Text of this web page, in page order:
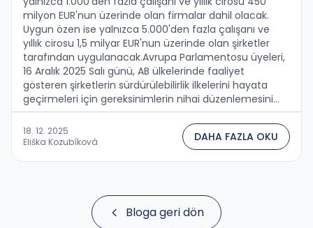
milyon EUR'nun üzerinde olan firmalar dahil olacak.
Uygun özen ise yalnızca 5.000'den fazla çalışanı ve
yıllık cirosu 1,5 milyar EUR'nun üzerinde olan şirketler
tarafından uygulanacak.Avrupa Parlamentosu üyeleri,
16 Aralık 2025 Salı günü, AB ülkelerinde faaliyet
gösteren şirketlerin sürdürülebilirlik ilkelerini hayata
geçirmeleri için gereksinimlerin nihai düzenlemesini
onayladı. Bu adım, Avrupa Komisyonu'nun Şubat
2025'te sürdürülebilirlik odaklı düzenlemelere uyum
yükünü azaltmak amacıyla başlattığı Omnibus I
paketinin kabulünü takip ediyor.CSRD ve CSDDD
18. 12. 2025
Eliška Kozubíková
DAHA FAZLA OKU
Bloga geri dön